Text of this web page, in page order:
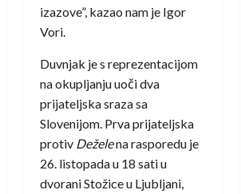
izazove”, kazao nam je Igor
Vori.
Duvnjak je s reprezentacijom
na okupljanju uoči dva
prijateljska sraza sa
Slovenijom. Prva prijateljska
protiv Deželena rasporedu je
26. listopada u 18 sati u
dvorani Stožice u Ljubljani,